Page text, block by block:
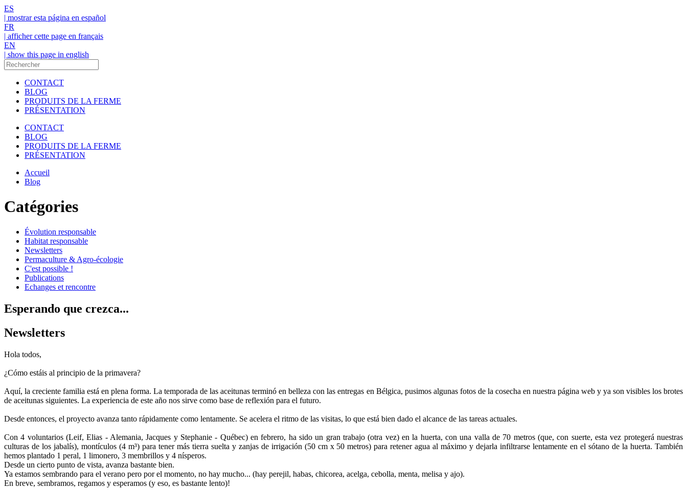
ES
| mostrar esta página en español
FR
| afficher cette page en français
EN
| show this page in english
CONTACT
BLOG
PRODUITS DE LA FERME
PRÉSENTATION
CONTACT
BLOG
PRODUITS DE LA FERME
PRÉSENTATION
Accueil
Blog
Catégories
Évolution responsable
Habitat responsable
Newsletters
Permaculture & Agro-écologie
C'est possible !
Publications
Echanges et rencontre
Esperando que crezca...
Newsletters
Hola todos,
¿Cómo estáis al principio de la primavera?
Aquí, la creciente familia está en plena forma. La temporada de las aceitunas terminó en belleza con las entregas en Bélgica, pusimos algunas fotos de la cosecha en nuestra página web y ya son visibles los brotes
de aceitunas siguientes. La experiencia de este año nos sirve como base de reflexión para el futuro.
Desde entonces, el proyecto avanza tanto rápidamente como lentamente. Se acelera el ritmo de las visitas, lo que está bien dado el alcance de las tareas actuales.
Con 4 voluntarios (Leif, Elias - Alemania, Jacques y Stephanie - Québec) en febrero, ha sido un gran trabajo (otra vez) en la huerta, con una valla de 70 metros (que, con suerte, esta vez protegerá nuestras
culturas de los jabalís), montículos (4 m³) para tener más tierra suelta y zanjas de irrigación (50 cm x 50 metros) para retener agua al máximo y dejarla infiltrarse lentamente en el sótano de la huerta. También
hemos plantado 1 peral, 1 limonero, 3 membrillos y 4 nísperos.
Desde un cierto punto de vista, avanza bastante bien.
Ya estamos sembrando para el verano pero por el momento, no hay mucho... (hay perejil, habas, chicorea, acelga, cebolla, menta, melisa y ajo).
En breve, sembramos, regamos y esperamos (y eso, es bastante lento)!